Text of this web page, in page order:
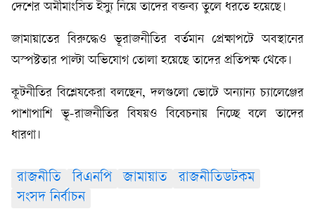
দেশের অমীমাংসিত ইস্যু নিয়ে তাদের বক্তব্য তুলে ধরতে হয়েছে।
জামায়াতের বিরুদ্ধেও ভূরাজনীতির বর্তমান প্রেক্ষাপটে অবস্থানের
অস্পষ্টতার পাল্টা অভিযোগ তোলা হয়েছে তাদের প্রতিপক্ষ থেকে।
কূটনীতির বিশ্লেষকেরা বলছেন, দলগুলো ভোটে অন্যান্য চ্যালেঞ্জের
পাশাপাশি ভূ-রাজনীতির বিষয়ও বিবেচনায় নিচ্ছে বলে তাদের
ধারণা।
রাজনীতি বিএনপি জামায়াত
রাজনীতিডটকম
সংসদ নির্বাচন